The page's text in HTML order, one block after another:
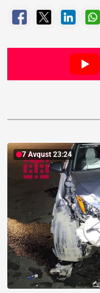
7 Avqust 23:24